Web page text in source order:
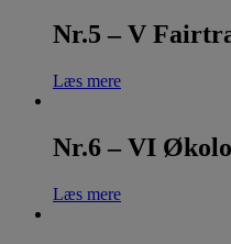
Nr.5 – V
Læs mere
Nr.6 – VI
Læs mere